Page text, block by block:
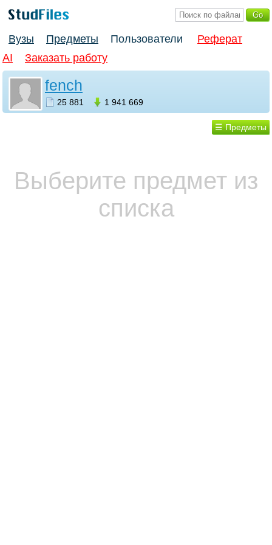
Вузы Предметы Пользователи
Реферат
AI
Заказать работу
fench
25 881 1 941 669
☰ Предметы
Выберите предмет из
списка